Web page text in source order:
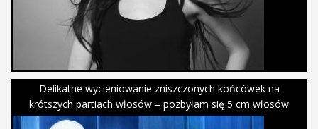
Delikatne wycieniowanie zniszczonych końcówek na
krótszych partiach włosów – pozbyłam się 5 cm włosów